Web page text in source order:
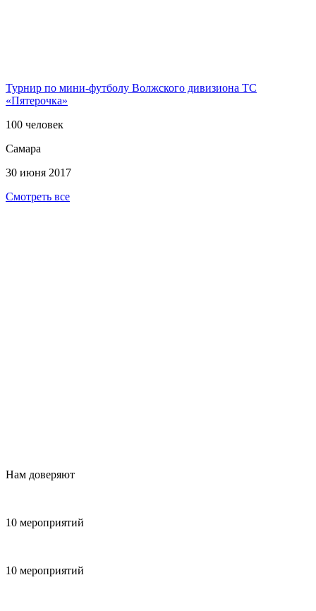
Турнир по мини-футболу Волжского дивизиона ТС
«Пятерочка»
100 человек
Самара
30 июня 2017
Смотреть все
Нам доверяют
10 мероприятий
10 мероприятий